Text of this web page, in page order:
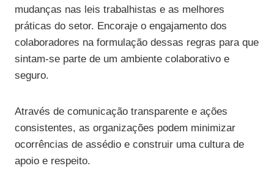
mudanças nas leis trabalhistas e as melhores
práticas do setor. Encoraje o engajamento dos
colaboradores na formulação dessas regras para que
sintam-se parte de um ambiente colaborativo e
seguro.
Através de comunicação transparente e ações
consistentes, as organizações podem minimizar
ocorrências de assédio e construir uma cultura de
apoio e respeito.